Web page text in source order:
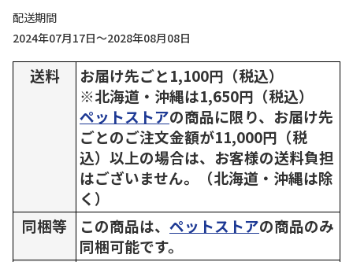
配送期間
2024年07月17日～2028年08月08日
送料
お届け先ごと1,100円（税込）
※北海道・沖縄は1,650円（税込）
ペットストアの商品に限り、お届け先
ごとのご注文金額が11,000円（税
込）以上の場合は、お客様の送料負担
はございません。（北海道・沖縄は除
く）
同梱等
この商品は、 ペットストアの商品のみ
同梱可能です。